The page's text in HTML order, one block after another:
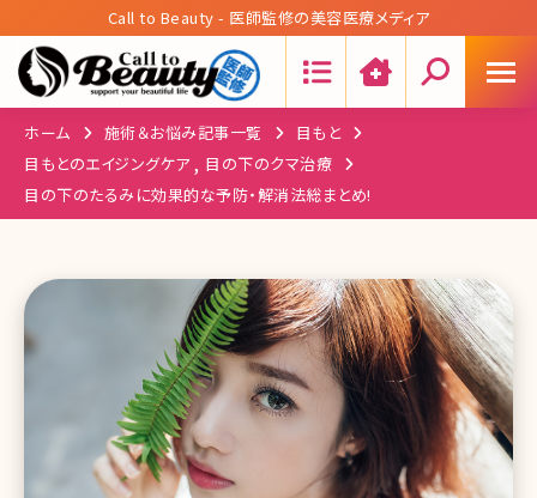
Call to Beauty - 医師監修の美容医療メディア
ホーム 施術＆お悩み記事一覧
目もと
目もとのエイジングケア , 目の下のクマ治療
目の下のたるみに効果的な予防・解消法総まとめ!